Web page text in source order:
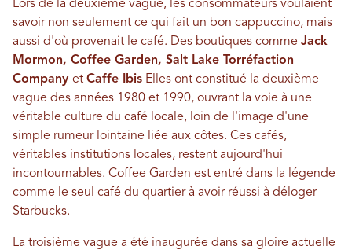
Lors de la deuxième vague, les consommateurs voulaient
savoir non seulement ce qui fait un bon cappuccino, mais
aussi d'où provenait le café. Des boutiques comme Jack
Mormon, Coffee Garden, Salt Lake Torréfaction
Company et Caffe Ibis Elles ont constitué la deuxième
vague des années 1980 et 1990, ouvrant la voie à une
véritable culture du café locale, loin de l'image d'une
simple rumeur lointaine liée aux côtes. Ces cafés,
véritables institutions locales, restent aujourd'hui
incontournables. Coffee Garden est entré dans la légende
comme le seul café du quartier à avoir réussi à déloger
Starbucks.
La troisième vague a été inaugurée dans sa gloire actuelle